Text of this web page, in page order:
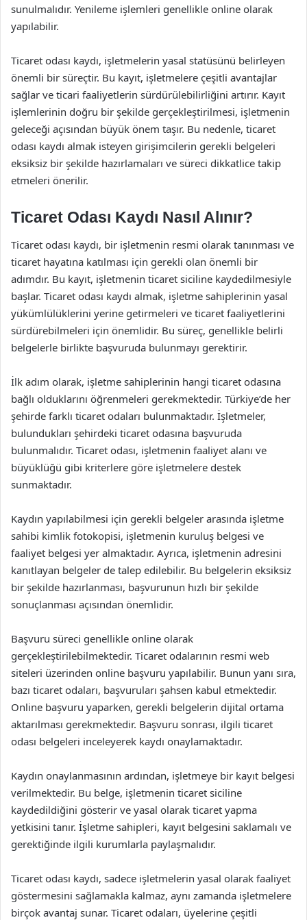
sunulmalıdır. Yenileme işlemleri genellikle online olarak
yapılabilir.
Ticaret odası kaydı, işletmelerin yasal statüsünü belirleyen
önemli bir süreçtir. Bu kayıt, işletmelere çeşitli avantajlar
sağlar ve ticari faaliyetlerin sürdürülebilirliğini artırır. Kayıt
işlemlerinin doğru bir şekilde gerçekleştirilmesi, işletmenin
geleceği açısından büyük önem taşır. Bu nedenle, ticaret
odası kaydı almak isteyen girişimcilerin gerekli belgeleri
eksiksiz bir şekilde hazırlamaları ve süreci dikkatlice takip
etmeleri önerilir.
Ticaret Odası Kaydı Nasıl Alınır?
Ticaret odası kaydı, bir işletmenin resmi olarak tanınması ve
ticaret hayatına katılması için gerekli olan önemli bir
adımdır. Bu kayıt, işletmenin ticaret siciline kaydedilmesiyle
başlar. Ticaret odası kaydı almak, işletme sahiplerinin yasal
yükümlülüklerini yerine getirmeleri ve ticaret faaliyetlerini
sürdürebilmeleri için önemlidir. Bu süreç, genellikle belirli
belgelerle birlikte başvuruda bulunmayı gerektirir.
İlk adım olarak, işletme sahiplerinin hangi ticaret odasına
bağlı olduklarını öğrenmeleri gerekmektedir. Türkiye’de her
şehirde farklı ticaret odaları bulunmaktadır. İşletmeler,
bulundukları şehirdeki ticaret odasına başvuruda
bulunmalıdır. Ticaret odası, işletmenin faaliyet alanı ve
büyüklüğü gibi kriterlere göre işletmelere destek
sunmaktadır.
Kaydın yapılabilmesi için gerekli belgeler arasında işletme
sahibi kimlik fotokopisi, işletmenin kuruluş belgesi ve
faaliyet belgesi yer almaktadır. Ayrıca, işletmenin adresini
kanıtlayan belgeler de talep edilebilir. Bu belgelerin eksiksiz
bir şekilde hazırlanması, başvurunun hızlı bir şekilde
sonuçlanması açısından önemlidir.
Başvuru süreci genellikle online olarak
gerçekleştirilebilmektedir. Ticaret odalarının resmi web
siteleri üzerinden online başvuru yapılabilir. Bunun yanı sıra,
bazı ticaret odaları, başvuruları şahsen kabul etmektedir.
Online başvuru yaparken, gerekli belgelerin dijital ortama
aktarılması gerekmektedir. Başvuru sonrası, ilgili ticaret
odası belgeleri inceleyerek kaydı onaylamaktadır.
Kaydın onaylanmasının ardından, işletmeye bir kayıt belgesi
verilmektedir. Bu belge, işletmenin ticaret siciline
kaydedildiğini gösterir ve yasal olarak ticaret yapma
yetkisini tanır. İşletme sahipleri, kayıt belgesini saklamalı ve
gerektiğinde ilgili kurumlarla paylaşmalıdır.
Ticaret odası kaydı, sadece işletmelerin yasal olarak faaliyet
göstermesini sağlamakla kalmaz, aynı zamanda işletmelere
birçok avantaj sunar. Ticaret odaları, üyelerine çeşitli